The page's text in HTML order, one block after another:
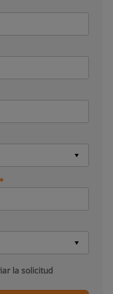
la solicitud